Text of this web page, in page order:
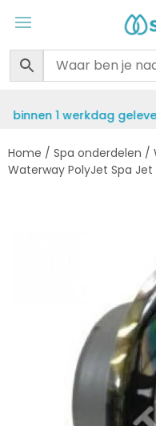
Home / Spa onderdelen /
Waterway PolyJet Spa Jet